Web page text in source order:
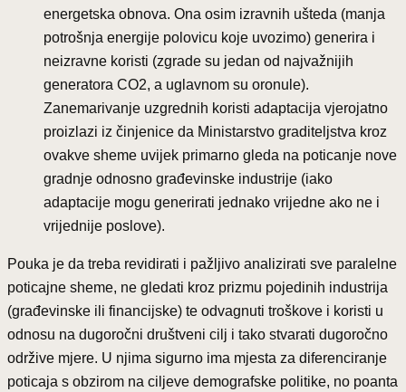
energetska obnova. Ona osim izravnih ušteda (manja
potrošnja energije polovicu koje uvozimo) generira i
neizravne koristi (zgrade su jedan od najvažnijih
generatora CO2, a uglavnom su oronule).
Zanemarivanje uzgrednih koristi adaptacija vjerojatno
proizlazi iz činjenice da Ministarstvo graditeljstva kroz
ovakve sheme uvijek primarno gleda na poticanje nove
gradnje odnosno građevinske industrije (iako
adaptacije mogu generirati jednako vrijedne ako ne i
vrijednije poslove).
Pouka je da treba revidirati i pažljivo analizirati sve paralelne
poticajne sheme, ne gledati kroz prizmu pojedinih industrija
(građevinske ili financijske) te odvagnuti troškove i koristi u
odnosu na dugoročni društveni cilj i tako stvarati dugoročno
održive mjere. U njima sigurno ima mjesta za diferenciranje
poticaja s obzirom na ciljeve demografske politike, no poanta